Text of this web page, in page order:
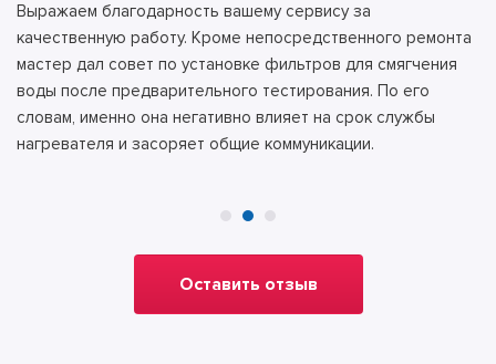
Выражаем благодарность вашему сервису за
качественную работу. Кроме непосредственного ремонта
мастер дал совет по установке фильтров для смягчения
воды после предварительного тестирования. По его
словам, именно она негативно влияет на срок службы
нагревателя и засоряет общие коммуникации.
Оставить отзыв